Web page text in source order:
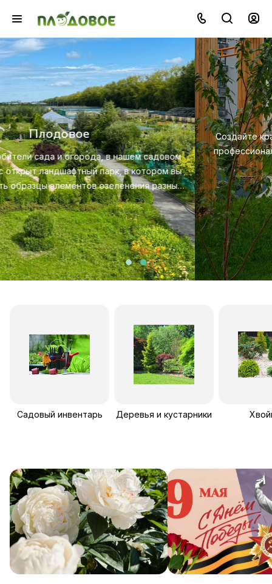
Озеленение
Создайте красивую и экологичную среду с помощью
профессионального ландшафтного дизайна, посадки и
ухода за растениями.
Посмотреть услугу
Садовый инвентарь Деревья и кустарники